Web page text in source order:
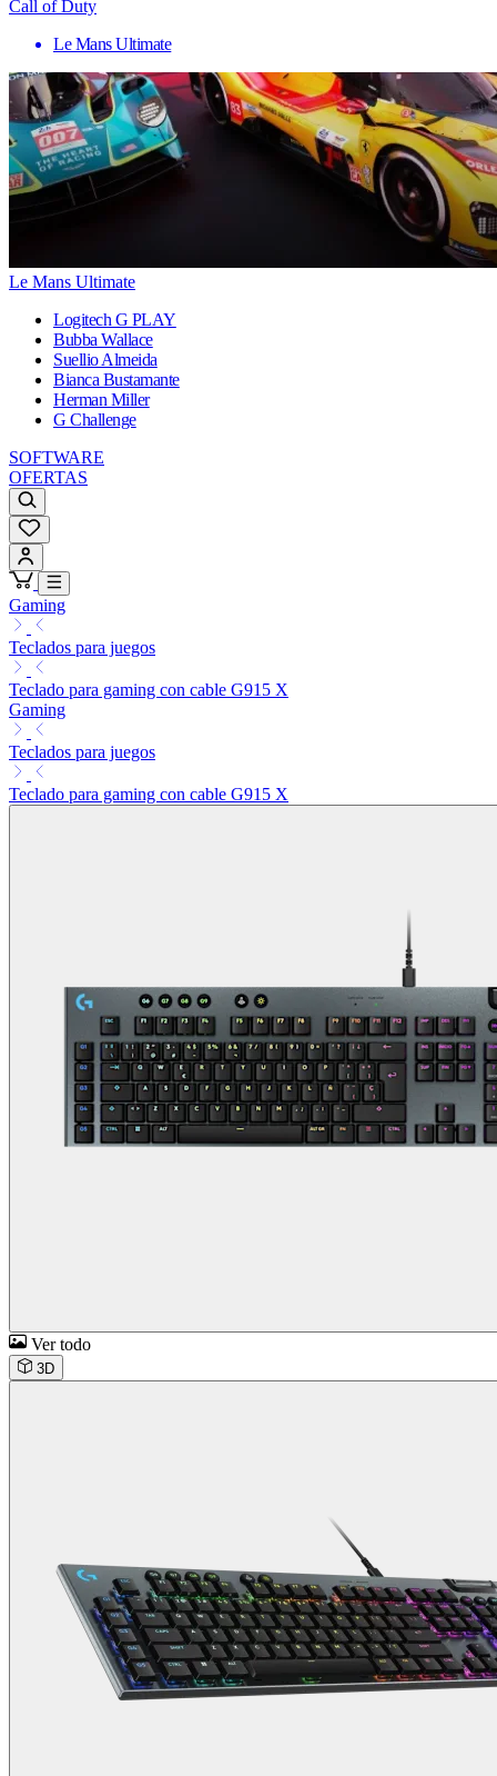
Call of Duty
Le Mans Ultimate
Le Mans Ultimate
Logitech G PLAY
Bubba Wallace
Suellio Almeida
Bianca Bustamante
Herman Miller
G Challenge
SOFTWARE
OFERTAS
Gaming
Teclados para juegos
Teclado para gaming con cable G915 X
Gaming
Teclados para juegos
Teclado para gaming con cable G915 X
Ver todo
3D